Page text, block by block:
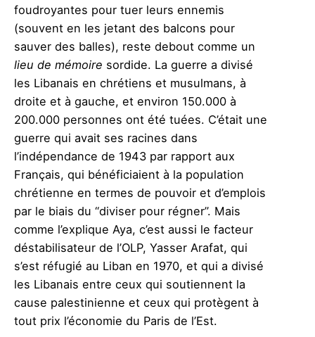
foudroyantes pour tuer leurs ennemis
(souvent en les jetant des balcons pour
sauver des balles), reste debout comme un
lieu de mémoire sordide. La guerre a divisé
les Libanais en chrétiens et musulmans, à
droite et à gauche, et environ 150.000 à
200.000 personnes ont été tuées. C’était une
guerre qui avait ses racines dans
l’indépendance de 1943 par rapport aux
Français, qui bénéficiaient à la population
chrétienne en termes de pouvoir et d’emplois
par le biais du “diviser pour régner”. Mais
comme l’explique Aya, c’est aussi le facteur
déstabilisateur de l’OLP, Yasser Arafat, qui
s’est réfugié au Liban en 1970, et qui a divisé
les Libanais entre ceux qui soutiennent la
cause palestinienne et ceux qui protègent à
tout prix l’économie du Paris de l’Est.